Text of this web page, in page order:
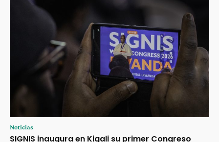
Noticias
SIGNIS inaugura en Kigali su primer Congreso